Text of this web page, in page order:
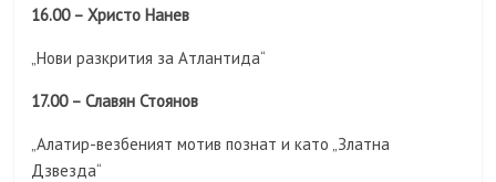
16.00 – Христо Нанев
„Нови разкрития за Атлантида“
17.00 – Славян Стоянов
„Алатир-везбеният мотив познат и като „Златна
Дзвезда“